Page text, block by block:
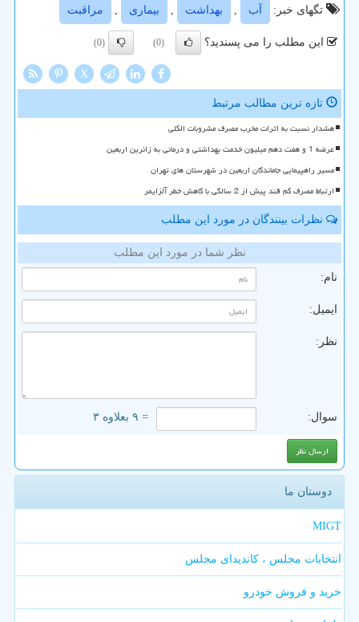
تگهای خبر:
آب , بهداشت , بیماری , مراقبت
این مطلب را می پسندید؟ (0)
(0)
X
تازه ترین مطالب مرتبط
هشدار نسبت به اثرات مخرب مصرف مشروبات الکلی
عرضه 1 و هفت دهم میلیون خدمت بهداشتی و درمانی به زائرین اربعین
مسیر راهپیمایی جاماندگان اربعین در شهرستان های تهران
ارتباط مصرف کم قند پیش از 2 سالگی با کاهش خطر آلزایمر
نظرات بینندگان در مورد این مطلب
نظر شما در مورد این مطلب
نام:
ایمیل:
نظر:
سوال: = ۹ بعلاوه ۳
دوستان ما
MIGT
انتخابات مجلس ، کاندیدای مجلس
خرید و فروش خودرو